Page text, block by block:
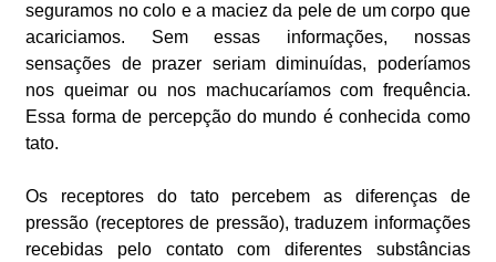
seguramos no colo e a maciez da pele de um corpo que
acariciamos. Sem essas informações, nossas
sensações de prazer seriam diminuídas, poderíamos
nos queimar ou nos machucaríamos com frequência.
Essa forma de percepção do mundo é conhecida como
tato.
Os receptores do tato percebem as diferenças de
pressão (receptores de pressão), traduzem informações
recebidas pelo contato com diferentes substâncias